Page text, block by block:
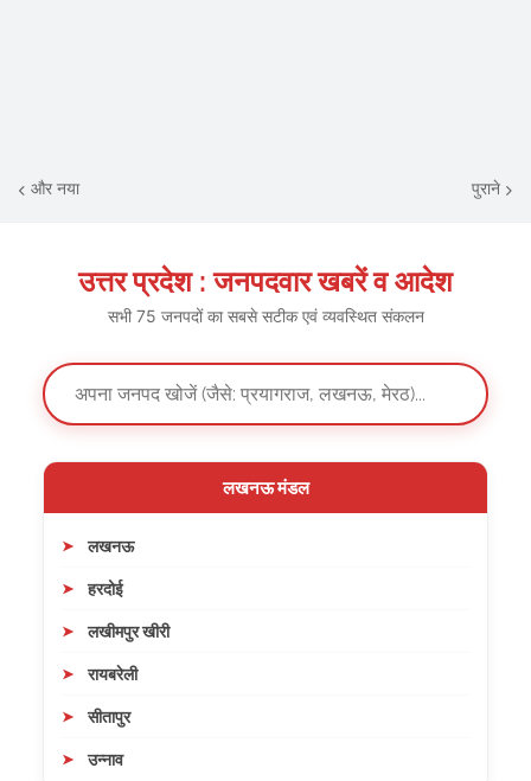
और नया पुराने
उत्तर प्रदेश : जनपदवार खबरें व आदेश
सभी 75 जनपदों का सबसे सटीक एवं व्यवस्थित संकलन
लखनऊ मंडल
लखनऊ
हरदोई
लखीमपुर खीरी
रायबरेली
सीतापुर
उन्नाव